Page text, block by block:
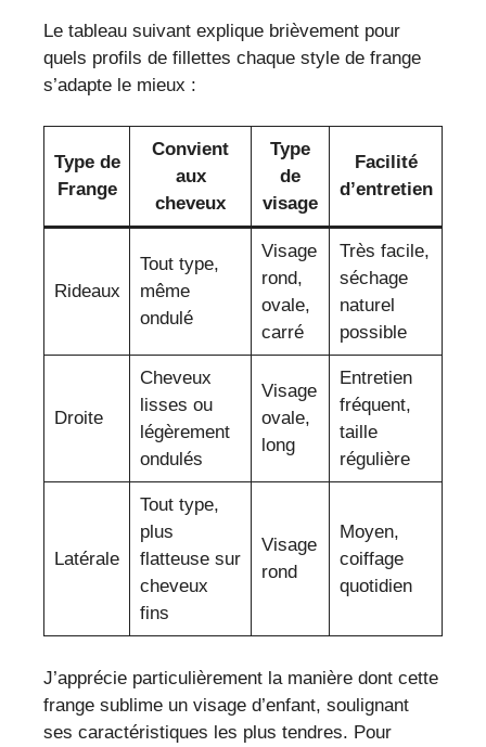
Le tableau suivant explique brièvement pour
quels profils de fillettes chaque style de frange
s’adapte le mieux :
Type de
Frange
Convient
aux
cheveux
Type
de
visage
Facilité
d’entretien
Rideaux
Tout type,
même
ondulé
Visage
rond,
ovale,
carré
Très facile,
séchage
naturel
possible
Droite
Cheveux
lisses ou
légèrement
ondulés
Visage
ovale,
long
Entretien
fréquent,
taille
régulière
Latérale
Tout type,
plus
flatteuse sur
cheveux
fins
Visage
rond
Moyen,
coiffage
quotidien
J’apprécie particulièrement la manière dont cette
frange sublime un visage d’enfant, soulignant
ses caractéristiques les plus tendres. Pour